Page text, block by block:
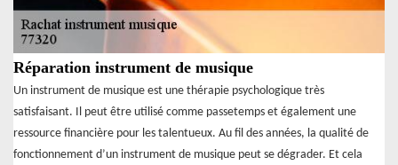
Réparation instrument de musique
Un instrument de musique est une thérapie psychologique très
satisfaisant. Il peut être utilisé comme passetemps et également une
ressource financière pour les talentueux. Au fil des années, la qualité de
fonctionnement d’un instrument de musique peut se dégrader. Et cela